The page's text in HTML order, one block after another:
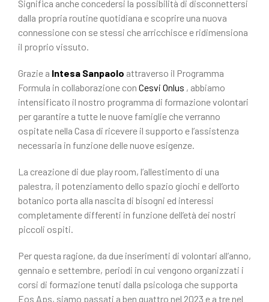
Significa anche concedersi la possibilità di disconnettersi
dalla propria routine quotidiana e scoprire una nuova
connessione con se stessi che arricchisce e ridimensiona
il proprio vissuto.
Grazie a Intesa Sanpaolo attraverso il Programma
Formula in collaborazione con Cesvi Onlus , abbiamo
intensificato il nostro programma di formazione volontari
per garantire a tutte le nuove famiglie che verranno
ospitate nella Casa di ricevere il supporto e l’assistenza
necessaria in funzione delle nuove esigenze.
La creazione di due play room, l’allestimento di una
palestra, il potenziamento dello spazio giochi e dell’orto
botanico porta alla nascita di bisogni ed interessi
completamente differenti in funzione dell’età dei nostri
piccoli ospiti.
Per questa ragione, da due inserimenti di volontari all’anno,
gennaio e settembre, periodi in cui vengono organizzati i
corsi di formazione tenuti dalla psicologa che supporta
Eos Aps, siamo passati a ben quattro nel 2023 e a tre nel